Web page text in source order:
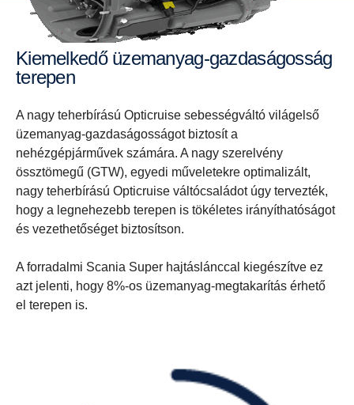
Kiemelkedő üzemanyag-gazdaságosság
terepen
A nagy teherbírású Opticruise sebességváltó világelső
üzemanyag-gazdaságosságot biztosít a
nehézgépjárművek számára. A nagy szerelvény
össztömegű (GTW), egyedi műveletekre optimalizált,
nagy teherbírású Opticruise váltócsaládot úgy tervezték,
hogy a legnehezebb terepen is tökéletes irányíthatóságot
és vezethetőséget biztosítson.
A forradalmi Scania Super hajtáslánccal kiegészítve ez
azt jelenti, hogy 8%-os üzemanyag-megtakarítás érhető
el terepen is.